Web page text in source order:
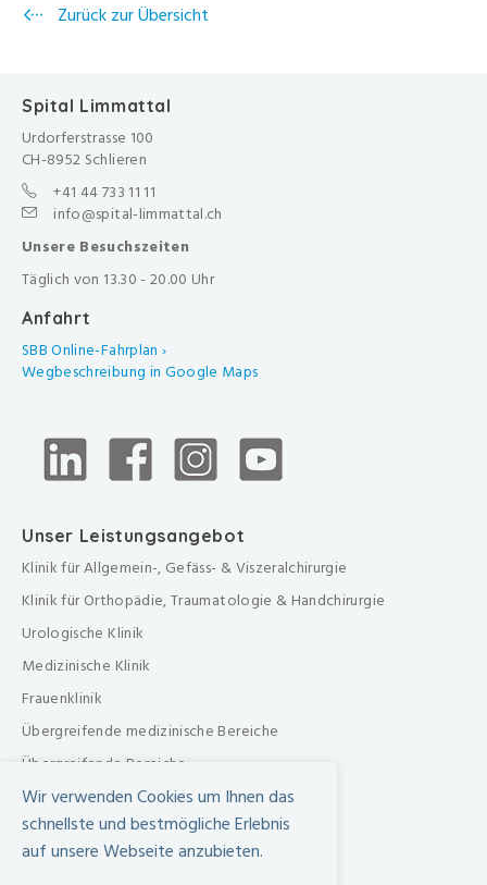
Zurück zur Übersicht
Spital Limmattal
Urdorferstrasse 100
CH-8952 Schlieren
+41 44 733 11 11
info@spital-limmattal.ch
Unsere Besuchszeiten
Täglich von 13.30 - 20.00 Uhr
Anfahrt
SBB Online-Fahrplan ›
Wegbeschreibung in Google Maps
Unser Leistungsangebot
Klinik für Allgemein-, Gefäss- & Viszeralchirurgie
Klinik für Orthopädie, Traumatologie & Handchirurgie
Urologische Klinik
Medizinische Klinik
Frauenklinik
Übergreifende medizinische Bereiche
Übergreifende Bereiche
Beratungen & Dienste
Therapien
Pflegezentrum
Wir verwenden Cookies um Ihnen das
schnellste und bestmögliche Erlebnis
auf unsere Webseite anzubieten.